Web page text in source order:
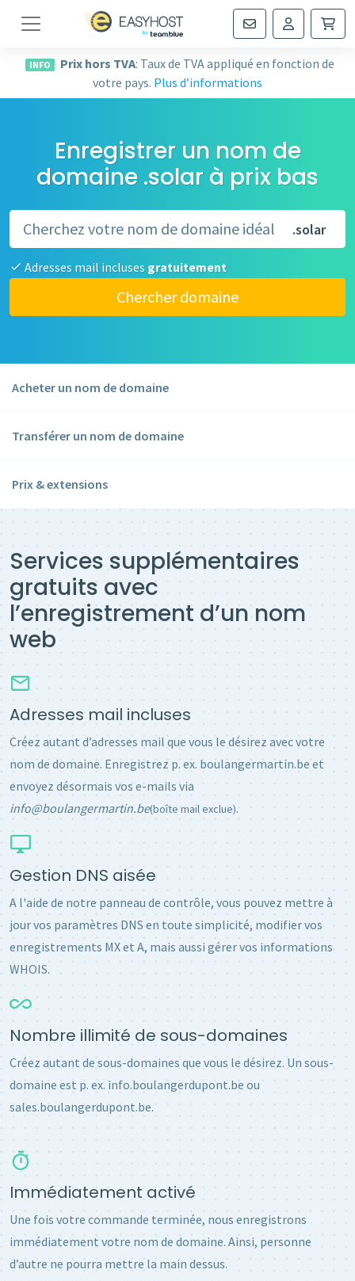
Navigation
INFO Prix hors TVA: Taux de TVA appliqué en fonction de
votre pays. Plus d’informations
Enregistrer un nom de
domaine .solar à prix bas
.solar
Adresses mail incluses gratuitement
Chercher domaine
Acheter un nom de domaine
Transférer un nom de domaine
Prix & extensions
Services supplémentaires
gratuits avec
l’enregistrement d’un nom
web
Adresses mail incluses
Créez autant d’adresses mail que vous le désirez avec votre
nom de domaine. Enregistrez p. ex. boulangermartin.be et
envoyez désormais vos e-mails via
info@boulangermartin.be(boîte mail exclue).
Gestion DNS aisée
A l'aide de notre panneau de contrôle, vous pouvez mettre à
jour vos paramètres DNS en toute simplicité, modifier vos
enregistrements MX et A, mais aussi gérer vos informations
WHOIS.
Nombre illimité de sous-domaines
Créez autant de sous-domaines que vous le désirez. Un sous-
domaine est p. ex. info.boulangerdupont.be ou
sales.boulangerdupont.be.
Immédiatement activé
Une fois votre commande terminée, nous enregistrons
immédiatement votre nom de domaine. Ainsi, personne
d’autre ne pourra mettre la main dessus.